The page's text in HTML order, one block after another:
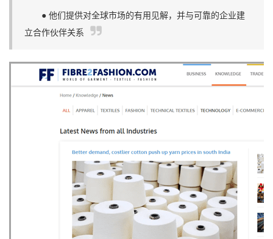
● 他们提供对全球市场的有用见解，并与可靠的企业建
立合作伙伴关系